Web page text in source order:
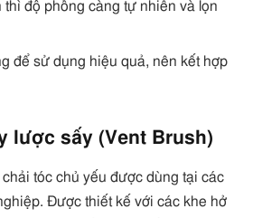
thì độ phồng càng tự nhiên và lọn
để sử dụng hiệu quả, nên kết hợp
lược sấy (Vent Brush)
tóc chủ yếu được dùng tại các
Được thiết kế với các khe hở